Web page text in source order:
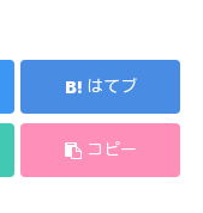
はてブ
コピー